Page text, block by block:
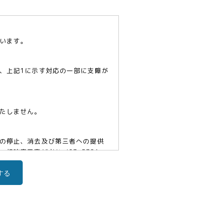
ます。
上記1に示す対応の一部に支障が
しません。
停止、消去及び第三者への提供
・相談窓口責任者(tel03-5321-
る